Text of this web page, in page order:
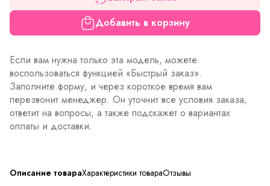
Добавить в корзину
Если вам нужна только эта модель, можете
воспользоваться функцией «Быстрый заказ».
Заполните форму, и через короткое время вам
перезвонит менеджер. Он уточнит все условия заказа,
ответит на вопросы, а также подскажет о вариантах
оплаты и доставки.
Описание товараХарактеристики товараОтзывы